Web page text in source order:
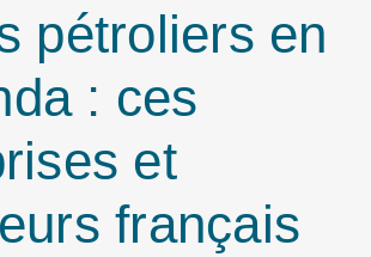
pétroliers en
: ces
et
français